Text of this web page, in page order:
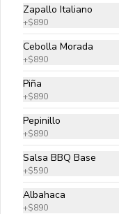
Zapallo Italiano
+$890
Cebolla Morada
+$890
Piña
+$890
Pepinillo
+$890
Salsa BBQ Base
+$590
Albahaca
+$890